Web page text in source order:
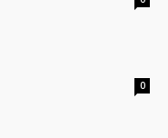
0